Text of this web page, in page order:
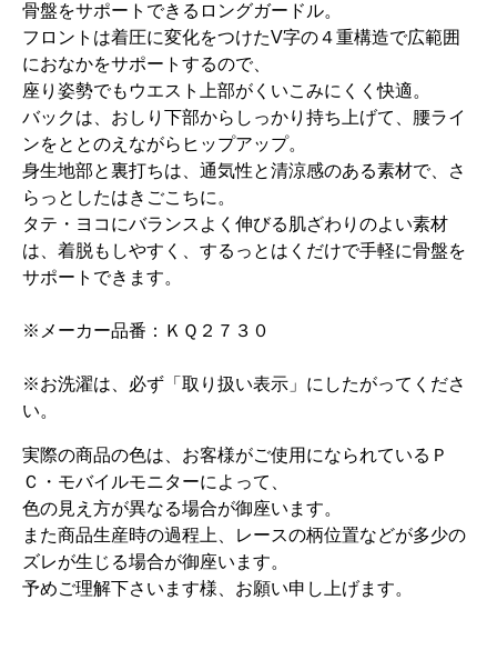
骨盤をサポートできるロングガードル。
フロントは着圧に変化をつけたV字の４重構造で広範囲
におなかをサポートするので、
座り姿勢でもウエスト上部がくいこみにくく快適。
バックは、おしり下部からしっかり持ち上げて、腰ライ
ンをととのえながらヒップアップ。
身生地部と裏打ちは、通気性と清涼感のある素材で、さ
らっとしたはきごこちに。
タテ・ヨコにバランスよく伸びる肌ざわりのよい素材
は、着脱もしやすく、するっとはくだけで手軽に骨盤を
サポートできます。
※メーカー品番：ＫＱ２７３０
※お洗濯は、必ず「取り扱い表示」にしたがってくださ
い。
実際の商品の色は、お客様がご使用になられているＰ
Ｃ・モバイルモニターによって、
色の見え方が異なる場合が御座います。
また商品生産時の過程上、レースの柄位置などが多少の
ズレが生じる場合が御座います。
予めご理解下さいます様、お願い申し上げます。